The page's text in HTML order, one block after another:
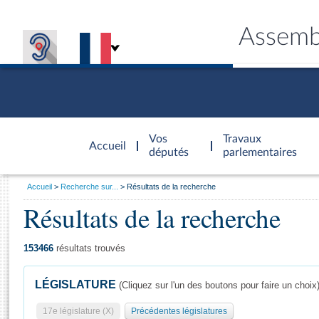
Accueil
d'accueil
Vos
députés
Travaux
parlementaires
Général
Vous
Accueil Recherche sur... Résultats de la recherche
Résultats de la recherche
153466 résultats trouvés
LÉGISLATURE (Cliquez sur l'un des boutons pour faire un choix)
17e législature (X) Précédentes législatures